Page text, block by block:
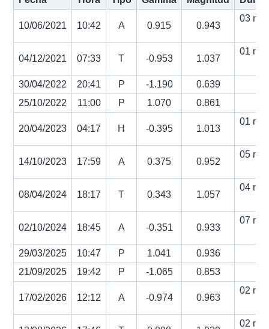
10/06/2021 10:42 A 0.915 0.943
03
04/12/2021 07:33 T -0.953 1.037
01
30/04/2022
20:41 P -1.190
0.639
25/10/2022
11:00 P 1.070 0.861
20/04/2023 04:17 H -0.395 1.013
01
14/10/2023 17:59 A 0.375 0.952
05
08/04/2024 18:17 T 0.343 1.057
04
02/10/2024 18:45 A -0.351 0.933
07
29/03/2025
10:47 P 1.041
0.936
21/09/2025
19:42 P -1.065 0.853
17/02/2026 12:12 A -0.974 0.963
02
02